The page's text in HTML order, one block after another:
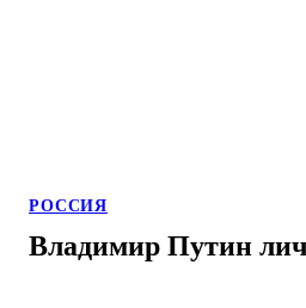
РОССИЯ
Владимир Путин